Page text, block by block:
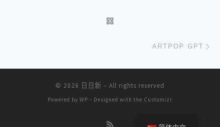
ARTPOP GPT
© 2026 日日新 – All rights reserved
Powered by WP – Designed with the Customizr